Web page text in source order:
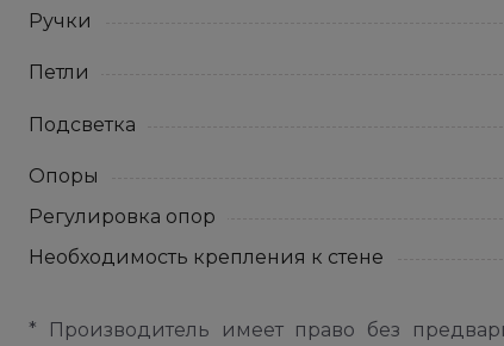
Ручки
Петли
Подсветка
Опоры
Регулировка опор
Необходимость крепления к стене
* Производитель имеет право без